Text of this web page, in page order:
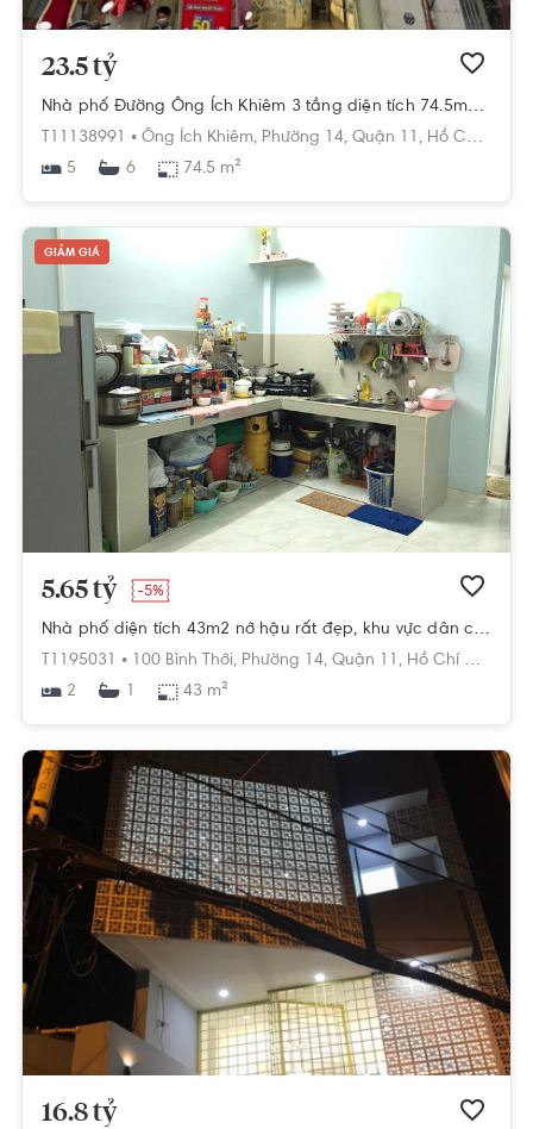
23.5 tỷ
Nhà phố Đường Ông Ích Khiêm 3 tầng diện tích 74.5m² pháp lý sổ hồng.
T11138991 • Ông Ích Khiêm, Phường 14, Quận 11, Hồ Chí Minh
5
6 74.5 m²
GIẢM GIÁ
5.65 tỷ -5%
Nhà phố diện tích 43m2 nở hậu rất đẹp, khu vực dân cư an ninh và yên tĩnh.
T1195031 • 100 Bình Thới, Phường 14, Quận 11, Hồ Chí Minh
2
1 43 m²
16.8 tỷ